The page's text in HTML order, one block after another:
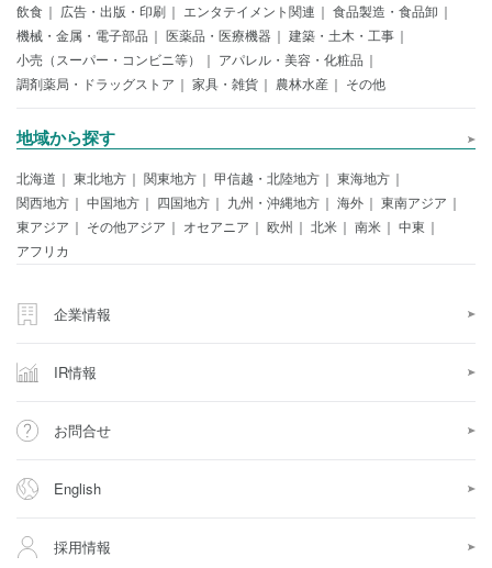
飲食
広告・出版・印刷 エンタテイメント関連
食品製造・食品卸
機械・金属・電子部品
医薬品・医療機器
建築・土木・工事
小売（スーパー・コンビニ等）
アパレル・美容・化粧品
調剤薬局・ドラッグストア
家具・雑貨 農林水産 その他
地域から探す
北海道 東北地方 関東地方 甲信越・北陸地方
東海地方
関西地方
中国地方 四国地方 九州・沖縄地方 海外
東南アジア
東アジア
その他アジア オセアニア 欧州 北米 南米
中東
アフリカ
企業情報
IR情報
お問合せ
English
採用情報